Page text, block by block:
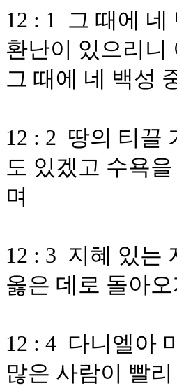
12 : 1 그 때에
환난이 있으리니
그 때에 네 백성
12 : 2 땅의 티끌
도 있겠고 수욕
며
12 : 3 지혜 있는
옳은 데로 돌아
12 : 4 다니엘아
많은 사람이 빨